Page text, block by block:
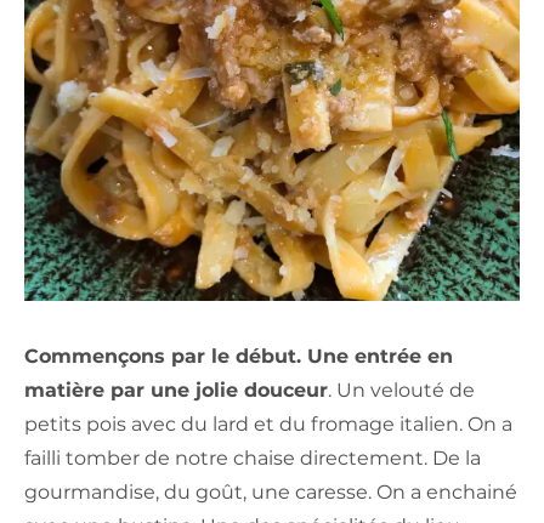
Commençons par le début. Une entrée en
matière par une jolie douceur. Un velouté de
petits pois avec du lard et du fromage italien. On a
failli tomber de notre chaise directement. De la
gourmandise, du goût, une caresse. On a enchainé